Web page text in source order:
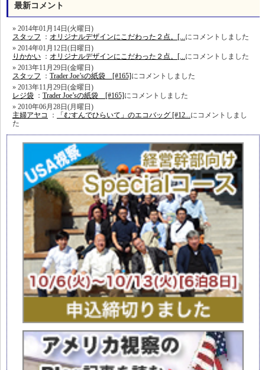
最新コメント
2014年01月14日(火曜日)
スタッフ ： オリジナルデザインにこだわった２点。[...にコメントしました
2014年01月12日(日曜日)
りかかい ： オリジナルデザインにこだわった２点。[...にコメントしました
2013年11月29日(金曜日)
スタッフ ： Trader Joe’sの紙袋 [#165]にコメントしました
2013年11月29日(金曜日)
レジ袋 ： Trader Joe’sの紙袋 [#165]にコメントしました
2010年06月28日(月曜日)
主婦アヤコ
： 「むすんでひらいて」のエコバッグ [#12...にコメントしまし
た